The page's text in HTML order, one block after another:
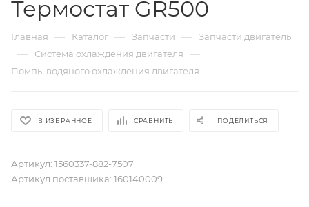
Термостат GR500
Главная — Каталог — Запчасти — Запчасти двигатель
— Система охлаждения двигателя —
Помпы водяного охлаждения двигателя
В ИЗБРАННОЕ СРАВНИТЬ ПОДЕЛИТЬСЯ
Артикул: 1560337-882-7507
Артикул поставщика: 160140009